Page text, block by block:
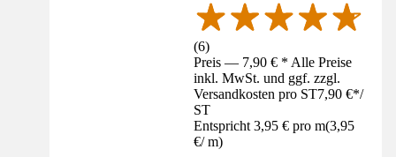
(6)
Preis — 7,90 € * Alle Preise
inkl. MwSt. und ggf. zzgl.
Versandkosten pro ST7,90 €*/
ST
Entspricht 3,95 € pro m(3,95
€/ m)